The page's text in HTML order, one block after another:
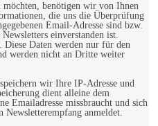
möchten, benötigen wir von Ihnen
die uns die Überprüfung
Email-Adresse sind bzw.
einverstanden ist.
Diese Daten werden nur für den
werden nicht an Dritte weiter
wir Ihre IP-Adresse und
dient alleine dem
Emailadresse missbraucht und sich
Newsletterempfang anmeldet.